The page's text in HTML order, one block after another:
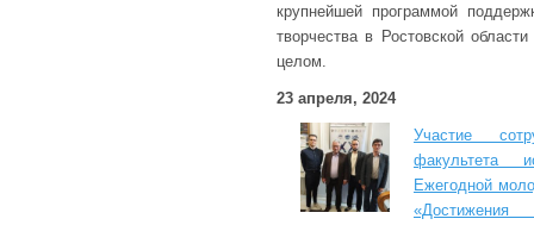
крупнейшей программой
творчества в Ростовской
целом.
23 апреля, 2024
Участие
факультета
Ежегодной